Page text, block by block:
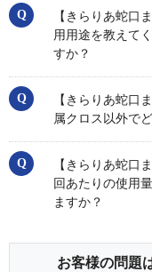
【きらりあ蛇口
用用途を教えて
すか？
【きらりあ蛇口
属クロス以外で
【きらりあ蛇口
回あたりの使用
ますか？
お客様の問題